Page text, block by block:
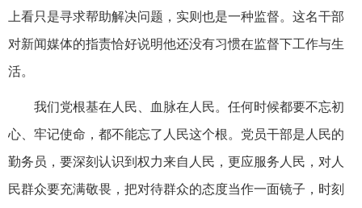
上看只是寻求帮助解决问题，实则也是一种监督。这名干部
对新闻媒体的指责恰好说明他还没有习惯在监督下工作与生
活。
我们党根基在人民、血脉在人民。任何时候都要不忘初
心、牢记使命，都不能忘了人民这个根。党员干部是人民的
勤务员，要深刻认识到权力来自人民，更应服务人民，对人
民群众要充满敬畏，把对待群众的态度当作一面镜子，时刻